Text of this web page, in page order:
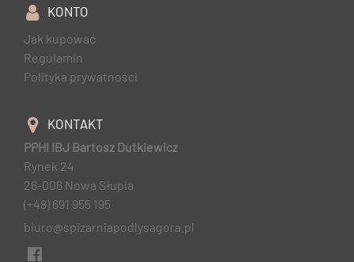
KONTO
Jak kupować
Regulamin
Polityka prywatności
KONTAKT
PPHI IBJ Bartosz Dutkiewicz
Rynek 24
26-006 Nowa Słupia
(+48) 691 955 195
biuro@spizarniapodlysagora.pl